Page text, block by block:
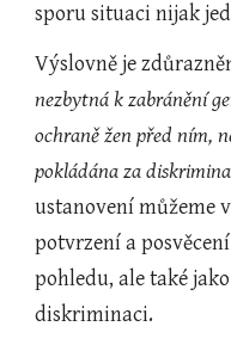
sporu situaci nijak
Výslovně je
nezbytná k zabránění
ochraně žen před ním,
pokládána za
ustanovení můžeme
potvrzení a
pohledu, ale také
diskriminaci.